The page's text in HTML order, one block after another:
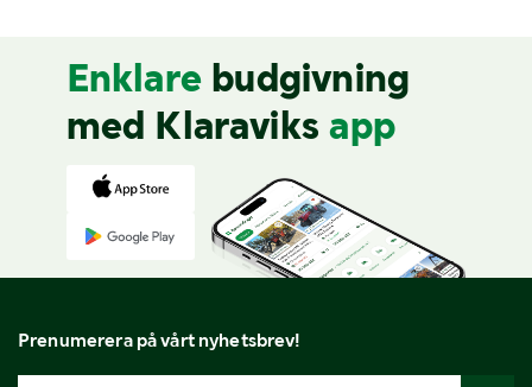
Enklare budgivning
med Klaraviks app
Prenumerera på vårt nyhetsbrev!